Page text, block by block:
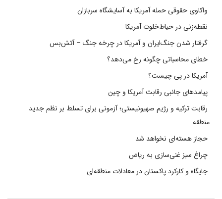
واکاوی حقوقی حمله آمریکا به آسایشگاه سربازان
نقطه‌زنی در حیاط‌خلوت آمریکا
گرفتار شدن جنگ‌ایران و آمریکا در چرخه جنگ – آتش‌بس
خطای محاسباتی چگونه رخ می‌دهد؟
آمریکا در پی چیست؟
پیامدهای جانبی رقابت آمریکا و چین
رقابت ترکیه و رژیم صهیونیستی؛ آزمونی برای تسلط بر نظم جدید
منطقه
حجاز هسته‌ای نخواهد شد
چراغ سبز غنی‌سازی به ریاض
جایگاه و کارکرد پاکستان در معادلات منطقه‌ای